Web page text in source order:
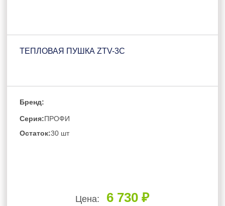
ТЕПЛОВАЯ ПУШКА ZTV-3C
Бренд:
Серия:ПРОФИ
Остаток:30 шт
Цена: 6 730 ₽